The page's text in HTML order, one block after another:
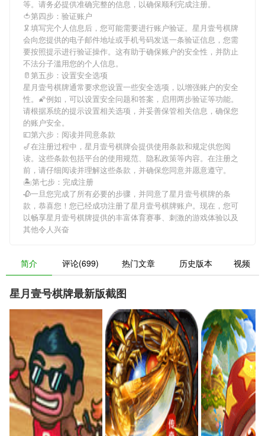
等。请务必提供准确完整的信息，以确保顺利完成注册。
🍅第四步：验证账户
🦑填写完个人信息后，您可能需要进行账户验证。 星月壹号棋牌
会向您提供的电子邮件地址或手机号码发送一条验证信息，您需
要按照提示进行验证操作。这有助于确保账户的安全性，并防止
不法分子滥用您的个人信息。
🥛第五步：设置安全选项
星月壹号棋牌通常要求您设置一些安全选项，以增强账户的安全
性。🌠例如，可以设置安全问题和答案，启用两步验证等功能。
请根据系统的提示设置相关选项，并妥善保管相关信息，确保您
的账户安全。
💷第六步：阅读并同意条款
🎷在注册过程中， 星月壹号棋牌会提供使用条款和规定供您阅
读。这些条款包括平台的使用规范、隐私政策等内容。在注册之
前，请仔细阅读并理解这些条款，并确保您同意并愿意遵守。
🏝第七步：完成注册
🥀一旦您完成了所有必要的步骤，并同意了星月壹号棋牌的条
款，恭喜您！您已经成功注册了星月壹号棋牌账户。现在，您可
以畅享星月壹号棋牌提供的丰富体育赛事、刺激的游戏体验以及
其他令人兴奋
简介 评论(699) 热门文章 历史版本 视频
星月壹号棋牌最新版截图